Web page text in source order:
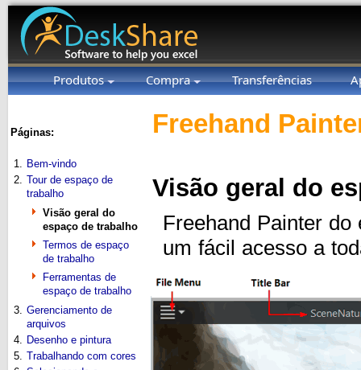
Produtos Compra Transferências
Páginas:
1. Bem-vindo
2. Tour de espaço de
trabalho
Visão geral do
espaço de trabalho
Termos de espaço
de trabalho
Ferramentas de
espaço de trabalho
3. Gerenciamento de
arquivos
4. Desenho e pintura
5. Trabalhando com cores
Freehand
Visão geral do
Freehand Painter
um fácil acesso a